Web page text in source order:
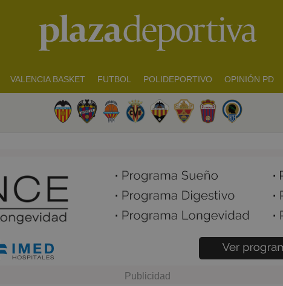
VALENCIA BASKET FUTBOL POLIDEPORTIVO OPINIÓN PD